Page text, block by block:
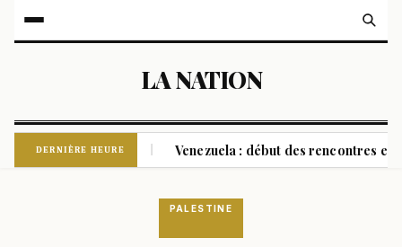
LA NATION
DERNIÈRE HEURE
ukrainiens Venezuela : début des rencontres
PALESTINE